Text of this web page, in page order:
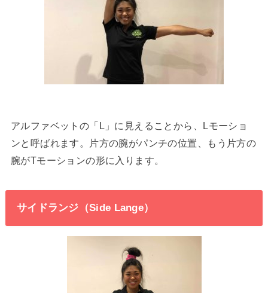
アルファベットの「L」に見えることから、Lモーショ
ンと呼ばれます。片方の腕がパンチの位置、もう片方の
腕がTモーションの形に入ります。
サイドランジ（Side Lange）